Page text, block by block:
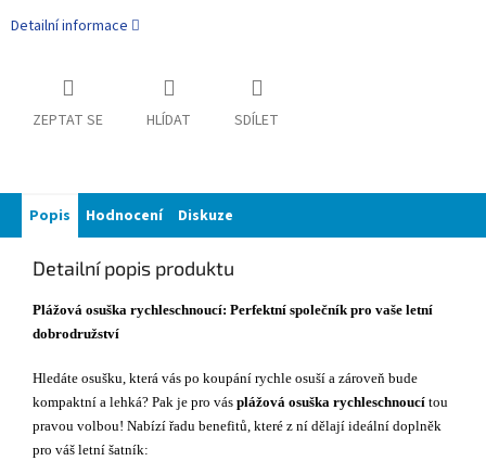
Detailní informace
ZEPTAT SE HLÍDAT SDÍLET
Popis Hodnocení Diskuze
Detailní popis produktu
Plážová osuška rychleschnoucí: Perfektní společník pro vaše letní
dobrodružství
Hledáte osušku, která vás po koupání rychle osuší a zároveň bude
kompaktní a lehká? Pak je pro vás plážová osuška rychleschnoucí tou
pravou volbou! Nabízí řadu benefitů, které z ní dělají ideální doplněk
pro váš letní šatník: